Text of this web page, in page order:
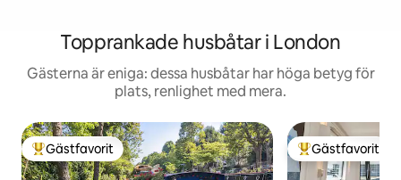
Topprankade husbåtar i London
Gästerna är eniga: dessa husbåtar har höga betyg för
plats, renlighet med mera.
Populär gästfavorit
Gästfavorit Populär
Gästfavorit